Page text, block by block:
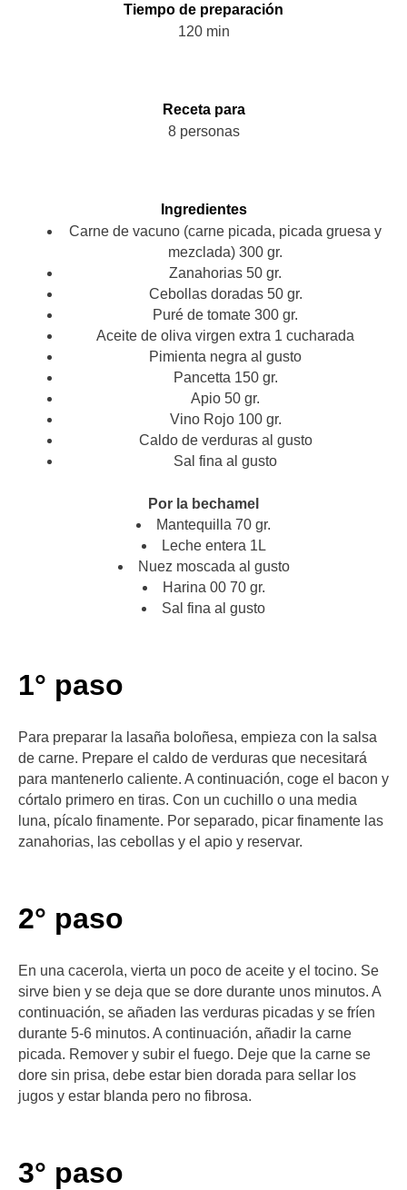
Tiempo de preparación
120 min
Receta para
8 personas
Ingredientes
Carne de vacuno (carne picada, picada gruesa y
mezclada) 300 gr.
Zanahorias 50 gr.
Cebollas doradas 50 gr.
Puré de tomate 300 gr.
Aceite de oliva virgen extra 1 cucharada
Pimienta negra al gusto
Pancetta 150 gr.
Apio 50 gr.
Vino Rojo 100 gr.
Caldo de verduras al gusto
Sal fina al gusto
Por la bechamel
Mantequilla 70 gr.
Leche entera 1L
Nuez moscada al gusto
Harina 00 70 gr.
Sal fina al gusto
1° paso
Para preparar la lasaña boloñesa, empieza con la salsa
de carne. Prepare el caldo de verduras que necesitará
para mantenerlo caliente. A continuación, coge el bacon y
córtalo primero en tiras. Con un cuchillo o una media
luna, pícalo finamente. Por separado, picar finamente las
zanahorias, las cebollas y el apio y reservar.
2° paso
En una cacerola, vierta un poco de aceite y el tocino. Se
sirve bien y se deja que se dore durante unos minutos. A
continuación, se añaden las verduras picadas y se fríen
durante 5-6 minutos. A continuación, añadir la carne
picada. Remover y subir el fuego. Deje que la carne se
dore sin prisa, debe estar bien dorada para sellar los
jugos y estar blanda pero no fibrosa.
3° paso